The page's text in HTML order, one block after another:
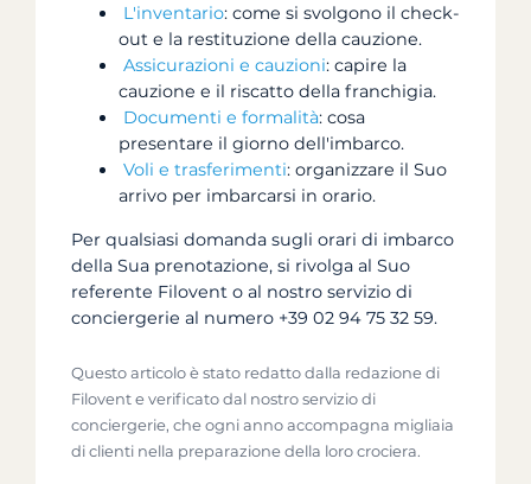
L'inventario: come si svolgono il check-
out e la restituzione della cauzione.
Assicurazioni e cauzioni: capire la
cauzione e il riscatto della franchigia.
Documenti e formalità: cosa
presentare il giorno dell'imbarco.
Voli e trasferimenti: organizzare il Suo
arrivo per imbarcarsi in orario.
Per qualsiasi domanda sugli orari di imbarco
della Sua prenotazione, si rivolga al Suo
referente Filovent o al nostro servizio di
conciergerie al numero +39 02 94 75 32 59.
Questo articolo è stato redatto dalla redazione di
Filovent e verificato dal nostro servizio di
conciergerie, che ogni anno accompagna migliaia
di clienti nella preparazione della loro crociera.